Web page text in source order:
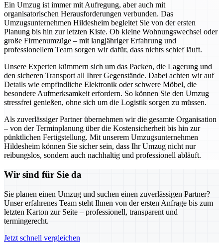
Ein Umzug ist immer mit Aufregung, aber auch mit
organisatorischen Herausforderungen verbunden. Das
Umzugsunternehmen Hildesheim begleitet Sie von der ersten
Planung bis hin zur letzten Kiste. Ob kleine Wohnungswechsel oder
große Firmenumzüge – mit langjähriger Erfahrung und
professionellem Team sorgen wir dafür, dass nichts schief läuft.
Unsere Experten kümmern sich um das Packen, die Lagerung und
den sicheren Transport all Ihrer Gegenstände. Dabei achten wir auf
Details wie empfindliche Elektronik oder schwere Möbel, die
besondere Aufmerksamkeit erfordern. So können Sie den Umzug
stressfrei genießen, ohne sich um die Logistik sorgen zu müssen.
Als zuverlässiger Partner übernehmen wir die gesamte Organisation
– von der Terminplanung über die Kostensicherheit bis hin zur
pünktlichen Fertigstellung. Mit unserem Umzugsunternehmen
Hildesheim können Sie sicher sein, dass Ihr Umzug nicht nur
reibungslos, sondern auch nachhaltig und professionell abläuft.
Wir sind für Sie da
Sie planen einen Umzug und suchen einen zuverlässigen Partner?
Unser erfahrenes Team steht Ihnen von der ersten Anfrage bis zum
letzten Karton zur Seite – professionell, transparent und
termingerecht.
Jetzt schnell vergleichen